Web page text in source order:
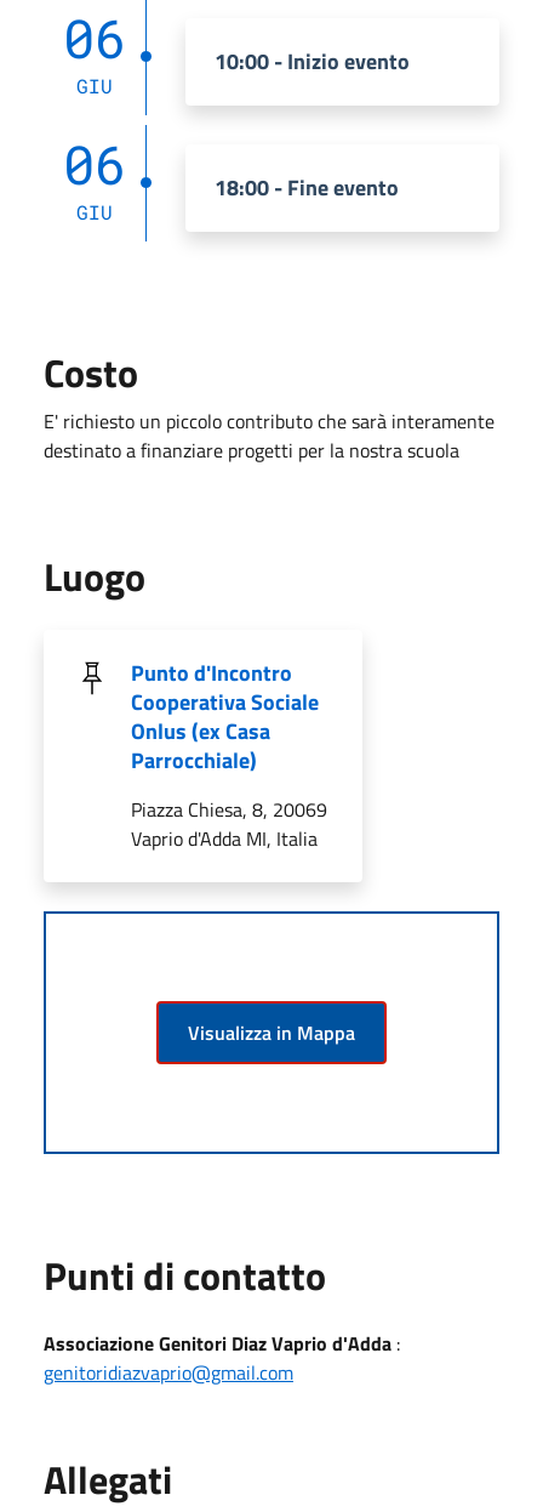
06
GIU
10:00 - Inizio evento
06
GIU
18:00 - Fine evento
Costo
E' richiesto un piccolo contributo che sarà interamente
destinato a finanziare progetti per la nostra scuola
Luogo
Punto d'Incontro
Cooperativa Sociale
Onlus (ex Casa
Parrocchiale)
Piazza Chiesa, 8, 20069
Vaprio d'Adda MI, Italia
Visualizza in Mappa
Punti di contatto
Associazione Genitori Diaz Vaprio d'Adda :
genitoridiazvaprio@gmail.com
Allegati